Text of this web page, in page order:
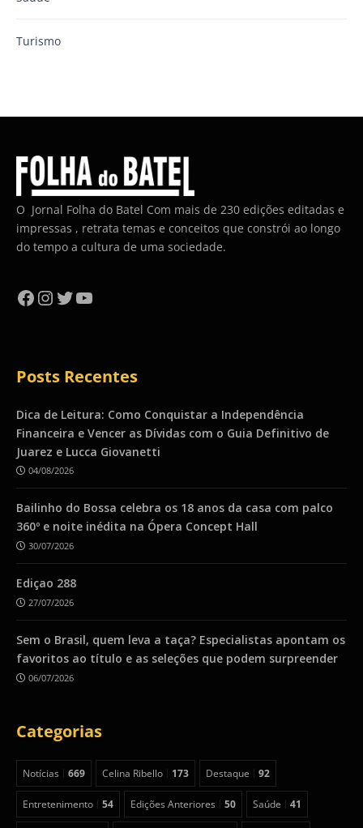
Turismo
O Jornal Folha do Batel Com mais de 230 edições editadas e
impressas , retrata temas e conceitos que constrói ao longo
do tempo a cultura de uma sociedade.
Facebook
Instagram
Twitter
YouTube
Posts Recentes
Dica de Leitura: Como Conquistar a Independência
Financeira e Vencer as Dívidas com o Guia Definitivo de
Juarez e Lucca Giovanetti
04/08/2026
Bailinho do Bossa celebra os 18 anos da casa com palco
360º e noite inédita na Ópera Concept Hall
30/07/2026
Ediçao 288
27/07/2026
Sem o Brasil, quem leva a taça? Especialistas apontam os
favoritos ao título e as seleções que podem surpreender
06/07/2026
Categorias
Notícias 669 Celina Ribello 173 Destaque 92
Entretenimento 54 Edições Anteriores 50 Saúde 41